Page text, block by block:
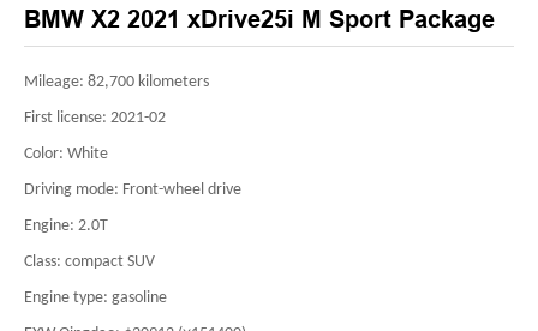
BMW X2 2021 xDrive25i M Sport Package
Mileage: 82,700 kilometers
First license: 2021-02
Color: White
Driving mode: Front-wheel drive
Engine: 2.0T
Class: compact SUV
Engine type: gasoline